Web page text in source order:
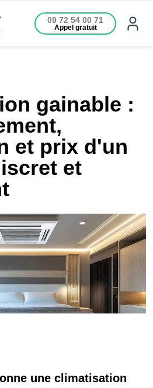
09 72 54 00 71
Appel gratuit
gainable :
et prix d'un
et
une climatisation